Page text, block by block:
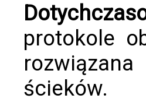
protokole
ścieków.